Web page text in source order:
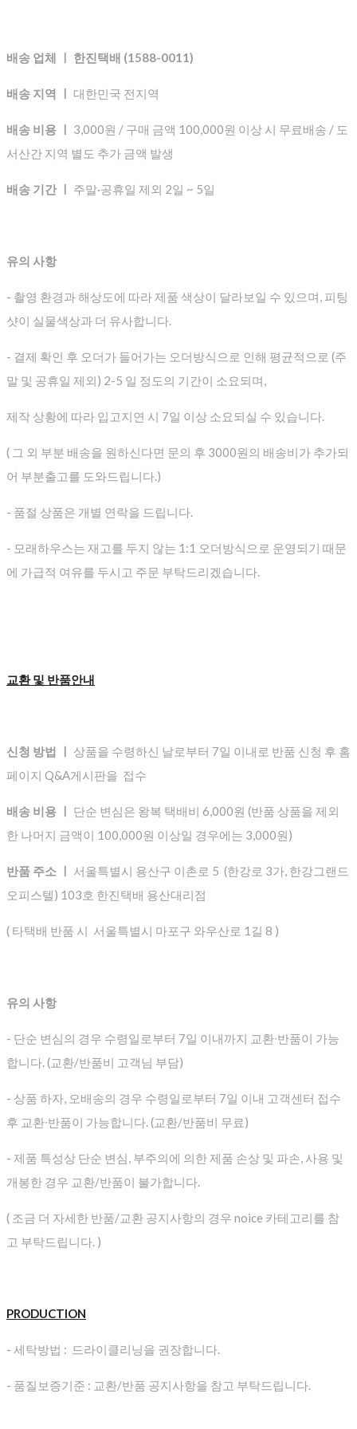
배송 업체 ㅣ 한진택배 (1588-0011)
배송 지역 ㅣ 대한민국 전지역
배송 비용 ㅣ 3,000원 / 구매 금액 100,000원 이상 시 무료배송 / 도
서산간 지역 별도 추가 금액 발생
배송 기간 ㅣ 주말·공휴일 제외 2일 ~ 5일
유의 사항
- 촬영 환경과 해상도에 따라 제품 색상이 달라보일 수 있으며, 피팅
샷이 실물색상과 더 유사합니다.
- 결제 확인 후 오더가 들어가는 오더방식으로 인해 평균적으로 (주
말 및 공휴일 제외) 2-5 일 정도의 기간이 소요되며,
제작 상황에 따라 입고지연 시 7일 이상 소요되실 수 있습니다.
( 그 외 부분 배송을 원하신다면 문의 후 3000원의 배송비가 추가되
어 부분출고를 도와드립니다.)
- 품절 상품은 개별 연락을 드립니다.
- 모래하우스는 재고를 두지 않는 1:1 오더방식으로 운영되기 때문
에 가급적 여유를 두시고 주문 부탁드리겠습니다.
교환 및 반품안내
신청 방법 ㅣ 상품을 수령하신 날로부터 7일 이내로 반품 신청 후 홈
페이지 Q&A게시판을 접수
배송 비용 ㅣ
단순 변심은 왕복 택배비 6,000원 (반품 상품을 제외
한 나머지 금액이 100,000원 이상일 경우에는 3,000원)
반품 주소 ㅣ 서울특별시 용산구 이촌로 5 (한강로 3가, 한강그랜드
오피스텔) 103호 한진택배 용산대리점
( 타택배 반품 시 서울특별시 마포구 와우산로 1길 8 )
유의 사항
- 단순 변심의 경우 수령일로부터 7일 이내까지 교환∙반품이 가능
합니다. (교환/반품비 고객님 부담)
- 상품 하자, 오배송의 경우 수령일로부터 7일 이내 고객센터 접수
후 교환∙반품이 가능합니다. (교환/반품비 무료)
- 제품 특성상 단순 변심, 부주의에 의한 제품 손상 및 파손, 사용 및
개봉한 경우 교환/반품이 불가합니다.
( 조금 더 자세한 반품/교환 공지사항의 경우 noice 카테고리를 참
고 부탁드립니다. )
PRODUCTION
- 세탁방법 : 드라이클리닝을 권장합니다.
- 품질보증기준 : 교환/반품 공지사항을 참고 부탁드립니다.